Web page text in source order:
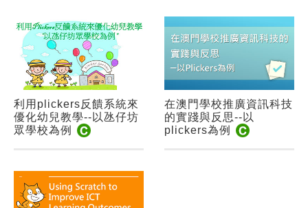
利用plickers反饋系統來
優化幼兒教學--以氹仔坊
眾學校為例
在澳門學校推廣資訊科技
的實踐與反思--以
plickers為例